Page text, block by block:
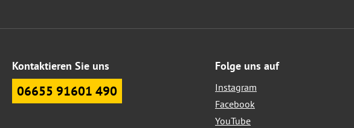
Kontaktieren Sie uns
06655 91601 490
Folge uns auf
Instagram
Facebook
YouTube